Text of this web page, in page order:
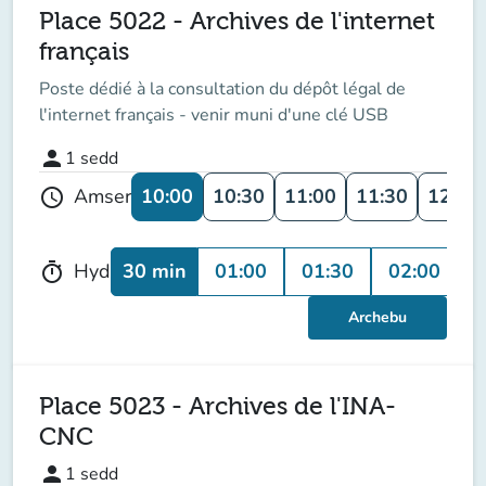
Place 5022 - Archives de l'internet
français
Poste dédié à la consultation du dépôt légal de
l'internet français - venir muni d'une clé USB
person 1 sedd
schedule Amser 10:00 10:30 11:00 11:30 12:00
timer Hyd 30 min 01:00 01:30 02:00
Archebu
Place 5023 - Archives de l'INA-
CNC
person 1 sedd